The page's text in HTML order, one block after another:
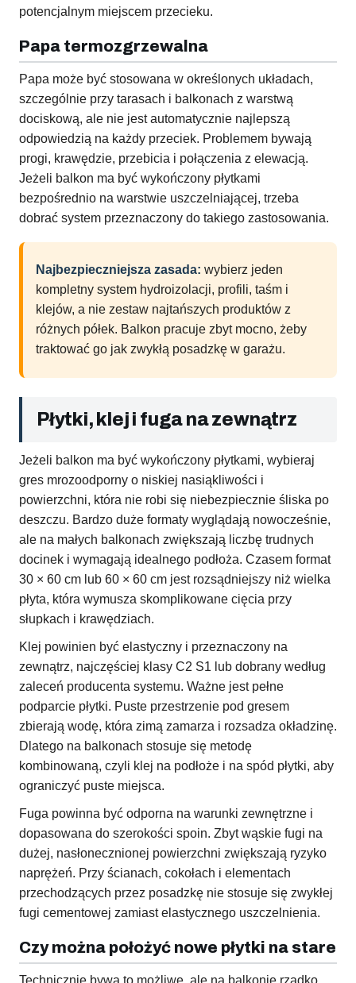
potencjalnym miejscem przecieku.
Papa termozgrzewalna
Papa może być stosowana w określonych układach,
szczególnie przy tarasach i balkonach z warstwą
dociskową, ale nie jest automatycznie najlepszą
odpowiedzią na każdy przeciek. Problemem bywają
progi, krawędzie, przebicia i połączenia z elewacją.
Jeżeli balkon ma być wykończony płytkami
bezpośrednio na warstwie uszczelniającej, trzeba
dobrać system przeznaczony do takiego zastosowania.
Najbezpieczniejsza zasada: wybierz jeden
kompletny system hydroizolacji, profili, taśm i
klejów, a nie zestaw najtańszych produktów z
różnych półek. Balkon pracuje zbyt mocno, żeby
traktować go jak zwykłą posadzkę w garażu.
Płytki, klej i fuga na zewnątrz
Jeżeli balkon ma być wykończony płytkami, wybieraj
gres mrozoodporny o niskiej nasiąkliwości i
powierzchni, która nie robi się niebezpiecznie śliska po
deszczu. Bardzo duże formaty wyglądają nowocześnie,
ale na małych balkonach zwiększają liczbę trudnych
docinek i wymagają idealnego podłoża. Czasem format
30 × 60 cm lub 60 × 60 cm jest rozsądniejszy niż wielka
płyta, która wymusza skomplikowane cięcia przy
słupkach i krawędziach.
Klej powinien być elastyczny i przeznaczony na
zewnątrz, najczęściej klasy C2 S1 lub dobrany według
zaleceń producenta systemu. Ważne jest pełne
podparcie płytki. Puste przestrzenie pod gresem
zbierają wodę, która zimą zamarza i rozsadza okładzinę.
Dlatego na balkonach stosuje się metodę
kombinowaną, czyli klej na podłoże i na spód płytki, aby
ograniczyć puste miejsca.
Fuga powinna być odporna na warunki zewnętrzne i
dopasowana do szerokości spoin. Zbyt wąskie fugi na
dużej, nasłonecznionej powierzchni zwiększają ryzyko
naprężeń. Przy ścianach, cokołach i elementach
przechodzących przez posadzkę nie stosuje się zwykłej
fugi cementowej zamiast elastycznego uszczelnienia.
Czy można położyć nowe płytki na stare